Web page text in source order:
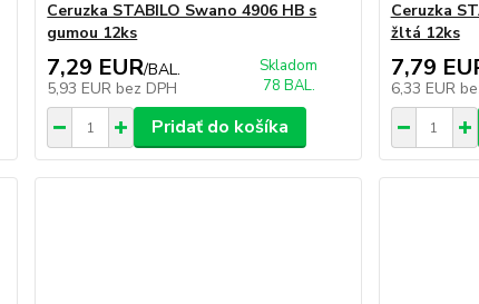
Ceruzka STABILO Swano 4906 HB s
gumou 12ks
7,29 EUR/BAL.
5,93 EUR bez DPH
Skladom
78 BAL.
Pridať do košíka
Ceruzka
žltá 12ks
7,79
6,33 EUR